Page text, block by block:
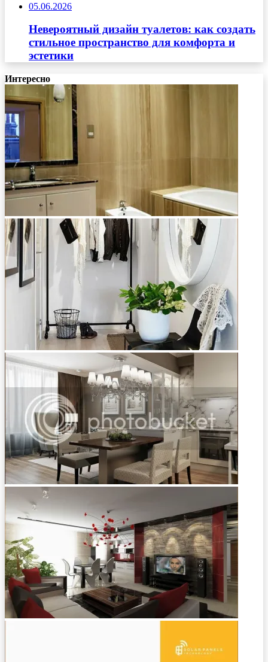
05.06.2026
Невероятный дизайн туалетов: как создать
стильное пространство для комфорта и
эстетики
Интересно